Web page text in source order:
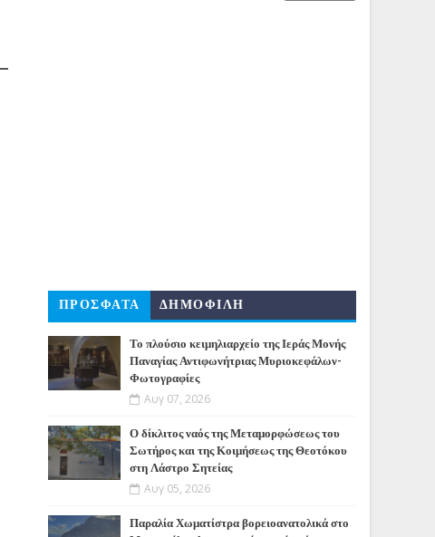
ΠΡΟΣΦΑΤΑ ΔΗΜΟΦΙΛΗ
Το πλούσιο κειμηλιαρχείο της Ιεράς Μονής
Παναγίας Αντιφωνήτριας Μυριοκεφάλων-
Φωτογραφίες
Αυγ 07, 2026
Ο δίκλιτος ναός της Μεταμορφώσεως του
Σωτήρος και της Κοιμήσεως της Θεοτόκου
στη Λάστρο Σητείας
Αυγ 05, 2026
Παραλία Χωματίστρα βορειοανατολικά στο